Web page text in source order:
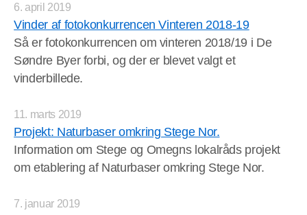
6. april 2019
Vinder af fotokonkurrencen Vinteren 2018-19
Så er fotokonkurrencen om vinteren 2018/19 i De
Søndre Byer forbi, og der er blevet valgt et
vinderbillede.
11. marts 2019
Projekt: Naturbaser omkring Stege Nor.
Information om Stege og Omegns lokalråds projekt
om etablering af Naturbaser omkring Stege Nor.
7. januar 2019